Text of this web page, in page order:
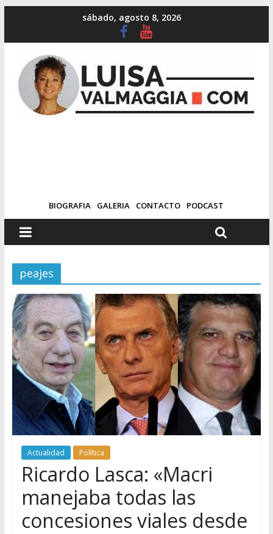
sábado, agosto 8, 2026
BIOGRAFIA GALERIA CONTACTO PODCAST
peajes
Actualidad Política
Ricardo Lasca: «Macri
manejaba todas las
concesiones viales desde